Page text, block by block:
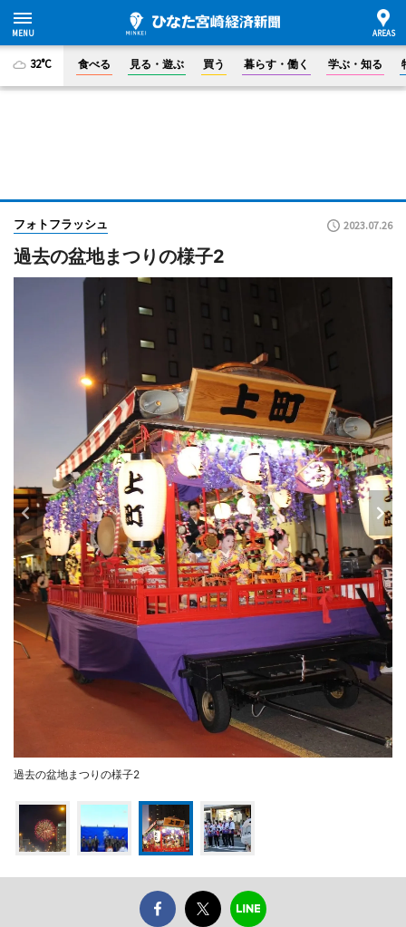
32°C 食べる 見る・遊ぶ 買う 暮らす・働く 学ぶ・知る
フォトフラッシュ 2023.07.26
過去の盆地まつりの様子2
過去の盆地まつりの様子2